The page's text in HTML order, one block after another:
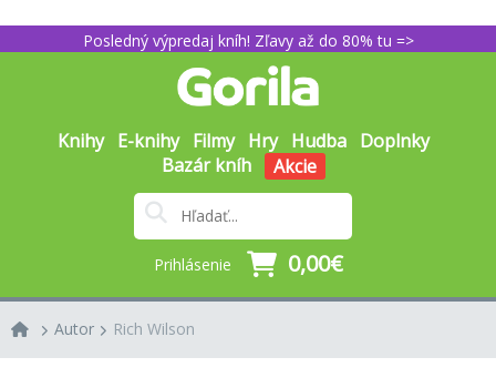
Posledný výpredaj kníh! Zľavy až do 80% tu =>
Knihy E-knihy Filmy Hry Hudba Doplnky
Bazár kníh
Akcie
Prihlásenie 0,00€
Autor Rich Wilson